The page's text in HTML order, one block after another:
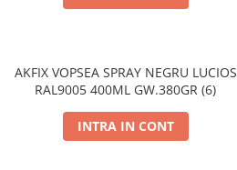
AKFIX VOPSEA SPRAY NEGRU LUCIOS
RAL9005 400ML GW.380GR (6)
INTRA IN CONT